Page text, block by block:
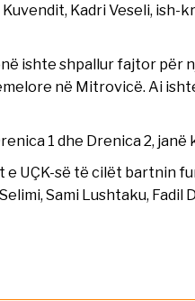
Kadri Veseli, ish-
ishte shpallur fajtor për
në Mitrovicë. Ai
1 dhe Drenica 2,
e UÇK-së të cilët bartnin
Sami Lushtaku, Fadil